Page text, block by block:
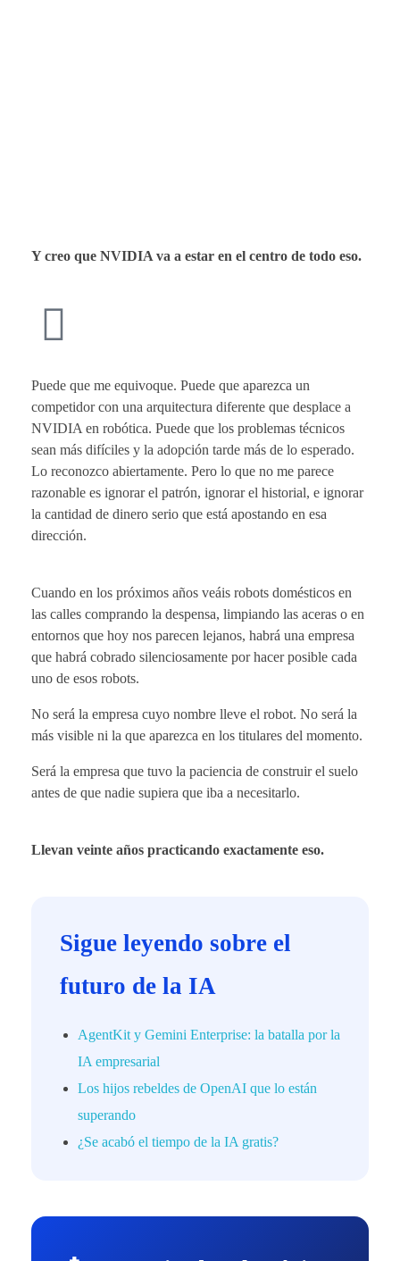
Y creo que NVIDIA va a estar en el centro de todo eso.
Puede que me equivoque. Puede que aparezca un
competidor con una arquitectura diferente que desplace a
NVIDIA en robótica. Puede que los problemas técnicos
sean más difíciles y la adopción tarde más de lo esperado.
Lo reconozco abiertamente. Pero lo que no me parece
razonable es ignorar el patrón, ignorar el historial, e ignorar
la cantidad de dinero serio que está apostando en esa
dirección.
Cuando en los próximos años veáis robots domésticos en
las calles comprando la despensa, limpiando las aceras o en
entornos que hoy nos parecen lejanos, habrá una empresa
que habrá cobrado silenciosamente por hacer posible cada
uno de esos robots.
No será la empresa cuyo nombre lleve el robot. No será la
más visible ni la que aparezca en los titulares del momento.
Será la empresa que tuvo la paciencia de construir el suelo
antes de que nadie supiera que iba a necesitarlo.
Llevan veinte años practicando exactamente eso.
Sigue leyendo sobre el
futuro de la IA
AgentKit y Gemini Enterprise: la batalla por la
IA empresarial
Los hijos rebeldes de OpenAI que lo están
superando
¿Se acabó el tiempo de la IA gratis?